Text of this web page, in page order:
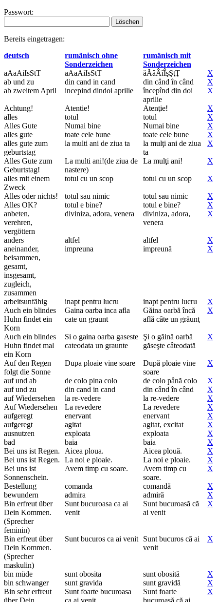
Passwort:
Bereits eingetragen:
deutsch
rumänisch ohne
Sonderzeichen
rumänisch mit
Sonderzeichen
aAaAiIsStT
aAaAiIsStT ăĂâÂîÎşŞţŢ
X
ab und zu
din cand in cand din când în când
X
ab zweitem April
incepind dindoi aprilie
începînd din doi
aprilie
X
Achtung! Atentie! Atenţie!
X
alles
totul totul
X
Alles Gute
Numai bine Numai bine
X
alles gute
toate cele bune toate cele bune
X
alles gute zum
geburtstag
la multi ani de ziua ta
la mulţi ani de ziua
ta
X
Alles Gute zum
Geburtstag!
La multi ani!(de ziua de
nastere)
La mulţi ani! X
alles mit einem
Zweck
totul cu un scop totul cu un scop X
Alles oder nichts! totul sau nimic totul sau nimic
X
Alles OK?
totul e bine? totul e bine?
X
anbeten,
verehren,
vergöttern
diviniza, adora, venera
diviniza, adora,
venera
X
anders altfel altfel
X
aneinander,
beisammen,
gesamt,
insgesamt,
zugleich,
zusammen
impreuna impreună X
arbeitsunfähig inapt pentru lucru inapt pentru lucru
X
Auch ein blindes
Huhn findet ein
Korn
Gaina oarba inca afla
cate un graunt
Găina oarbă încă
află câte un grăunţ
X
Auch ein blindes
Huhn findet mal
ein Korn
Si o gaina oarba gaseste
cateodata un graunte
Şi o găină oarbă
găseşte câteodată
X
Auf den Regen
folgt die Sonne
Dupa ploaie vine soare
După ploaie vine
soare
X
auf und ab de colo pina colo de colo până colo
X
auf und zu
din cand in cand din când în când
X
auf Wiedersehen
la re-vedere la re-vedere
X
Auf Wiedersehen
La revedere La revedere
X
aufgeregt
enervant enervant
X
aufgeregt
agitat agitat, excitat
X
ausnutzen
exploata exploata
X
bad
baia baia
X
Bei uns ist Regen.
Aicea ploua. Aicea plouă.
X
Bei uns ist Regen.
La noi e ploaie. La noi e ploaie.
X
Bei uns ist
Sonnenschein.
Avem timp cu soare.
Avem timp cu
soare.
X
Bestellung comanda comandă
X
bewundern
admira admiră
X
Bin erfreut über
Dein Kommen.
(Sprecher
feminin)
Sunt bucuroasa ca ai
venit
Sunt bucuroasă că
ai venit
X
Bin erfreut über
Dein Kommen.
(Sprecher
maskulin)
Sunt bucuros ca ai venit
Sunt bucuros că ai
venit
X
bin müde sunt obosita sunt obosită
X
bin schwanger
sunt gravida sunt gravidă
X
Bin sehr erfreut
Sunt foarte bucuroasa
Sunt foarte
X